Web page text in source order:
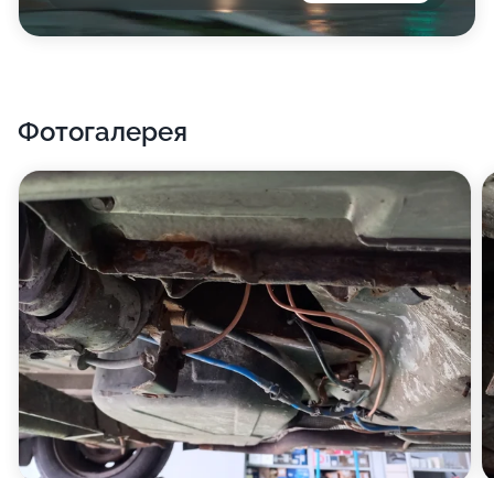
Фотогалерея